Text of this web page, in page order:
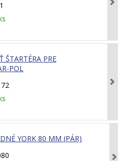
ŠTARTÉRA PRE
POL
YORK 80 MM (PÁR)